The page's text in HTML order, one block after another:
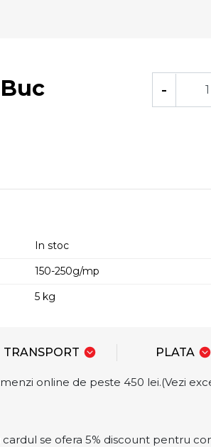
Buc -
In stoc
150-250g/mp
5 kg
TRANSPORT PLATA
online de peste 450 lei.(Vezi
se ofera 5% discount pentru